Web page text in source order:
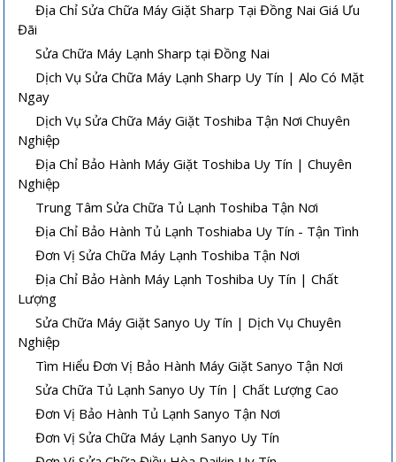
Địa Chỉ Sửa Chữa Máy Giặt Sharp Tại Đồng Nai Giá Ưu
Đãi
Sửa Chữa Máy Lạnh Sharp tại Đồng Nai
Dịch Vụ Sửa Chữa Máy Lạnh Sharp Uy Tín | Alo Có Mặt
Ngay
Dịch Vụ Sửa Chữa Máy Giặt Toshiba Tận Nơi Chuyên
Nghiệp
Địa Chỉ Bảo Hành Máy Giặt Toshiba Uy Tín | Chuyên
Nghiệp
Trung Tâm Sửa Chữa Tủ Lạnh Toshiba Tận Nơi
Địa Chỉ Bảo Hành Tủ Lạnh Toshiaba Uy Tín - Tận Tình
Đơn Vị Sửa Chữa Máy Lạnh Toshiba Tận Nơi
Địa Chỉ Bảo Hành Máy Lạnh Toshiba Uy Tín | Chất
Lượng
Sửa Chữa Máy Giặt Sanyo Uy Tín | Dịch Vụ Chuyên
Nghiệp
Tìm Hiểu Đơn Vị Bảo Hành Máy Giặt Sanyo Tận Nơi
Sửa Chữa Tủ Lạnh Sanyo Uy Tín | Chất Lượng Cao
Đơn Vị Bảo Hành Tủ Lạnh Sanyo Tận Nơi
Đơn Vị Sửa Chữa Máy Lạnh Sanyo Uy Tín